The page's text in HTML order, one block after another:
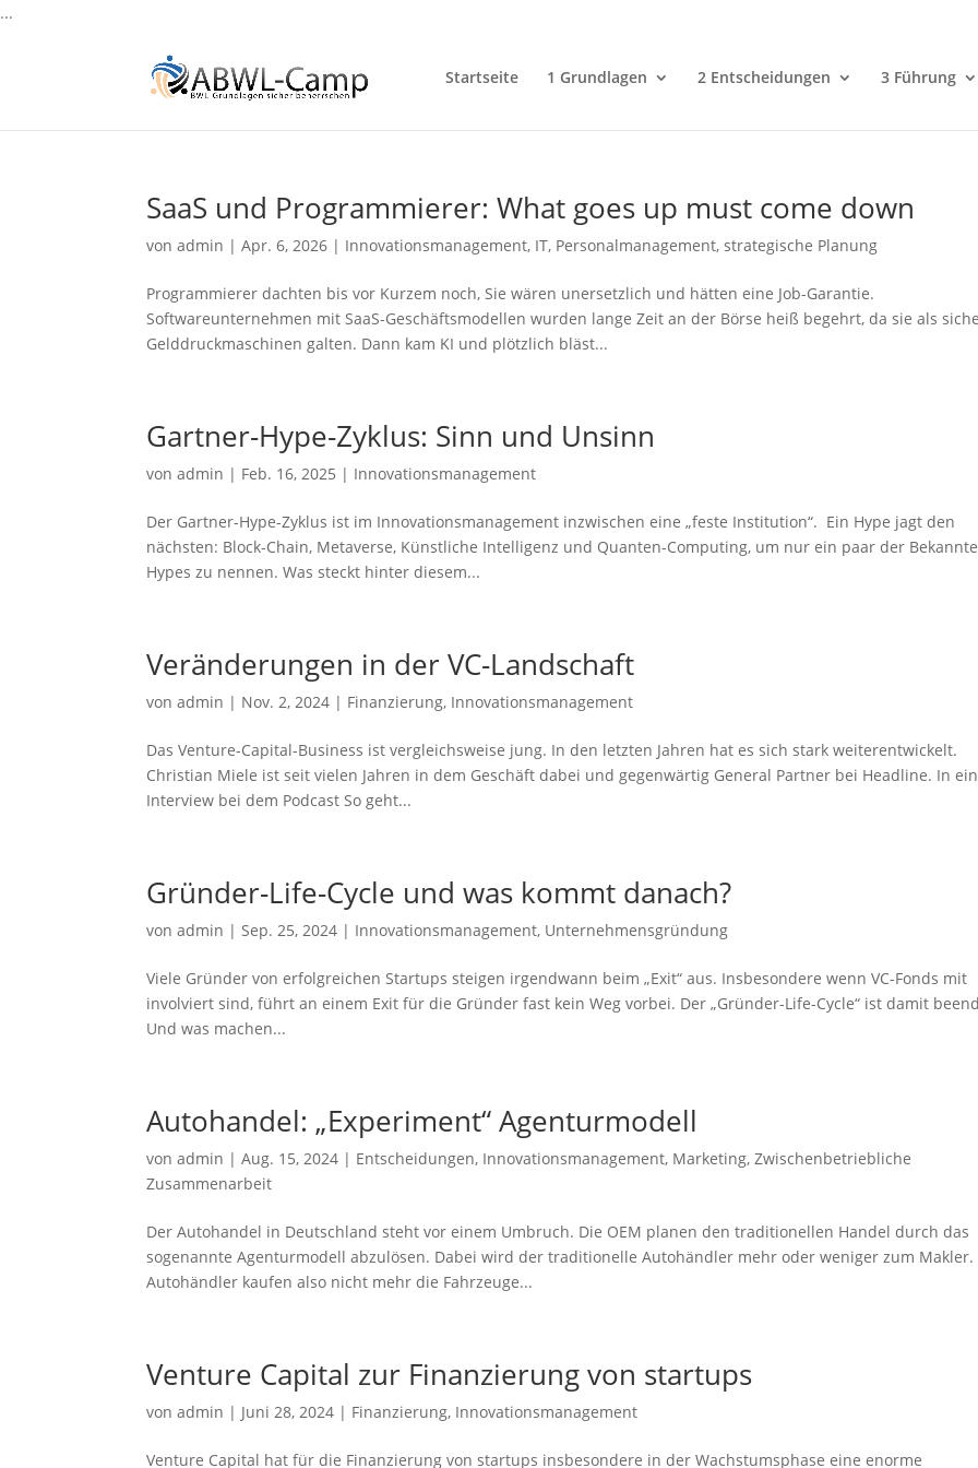
...
Startseite 1 Grundlagen 2 Entscheidungen 3 Führung
SaaS und Programmierer: What goes up must come down
vonadmin |Apr. 6, 2026 | Innovationsmanagement, IT, Personalmanagement,strategische Planung
Programmierer dachten bis vor Kurzem noch, Sie wären unersetzlich und hätten eine Job-Garantie.
Softwareunternehmen mit SaaS-Geschäftsmodellen wurden lange Zeit an der Börse heiß begehrt, da sie als
Gelddruckmaschinen galten. Dann kam KI und plötzlich bläst...
Gartner-Hype-Zyklus: Sinn und Unsinn
vonadmin | Feb. 16, 2025 | Innovationsmanagement
Der Gartner-Hype-Zyklus ist im Innovationsmanagement inzwischen eine „feste Institution“. Ein Hype jagt den
nächsten: Block-Chain, Metaverse, Künstliche Intelligenz und Quanten-Computing, um nur ein paar der
Hypes zu nennen. Was steckt hinter diesem...
Veränderungen in der VC-Landschaft
vonadmin | Nov. 2, 2024 | Finanzierung, Innovationsmanagement
Das Venture-Capital-Business ist vergleichsweise jung. In den letzten Jahren hat es sich stark weiterentwickelt.
Christian Miele ist seit vielen Jahren in dem Geschäft dabei und gegenwärtig General Partner bei Headline. In
Interview bei dem Podcast So geht...
Gründer-Life-Cycle und was kommt danach?
vonadmin |Sep. 25, 2024 | Innovationsmanagement, Unternehmensgründung
Viele Gründer von erfolgreichen Startups steigen irgendwann beim „Exit“ aus. Insbesondere wenn VC-Fonds mit
involviert sind, führt an einem Exit für die Gründer fast kein Weg vorbei. Der „Gründer-Life-Cycle“ ist damit
Und was machen...
Autohandel: „Experiment“ Agenturmodell
vonadmin |Aug. 15, 2024 | Entscheidungen, Innovationsmanagement, Marketing,Zwischenbetriebliche
Zusammenarbeit
Der Autohandel in Deutschland steht vor einem Umbruch. Die OEM planen den traditionellen Handel durch das
sogenannte Agenturmodell abzulösen. Dabei wird der traditionelle Autohändler mehr oder weniger zum Makler.
Autohändler kaufen also nicht mehr die Fahrzeuge...
Venture Capital zur Finanzierung von startups
vonadmin | Juni 28, 2024 | Finanzierung, Innovationsmanagement
Venture Capital hat für die Finanzierung von startups insbesondere in der Wachstumsphase eine enorme